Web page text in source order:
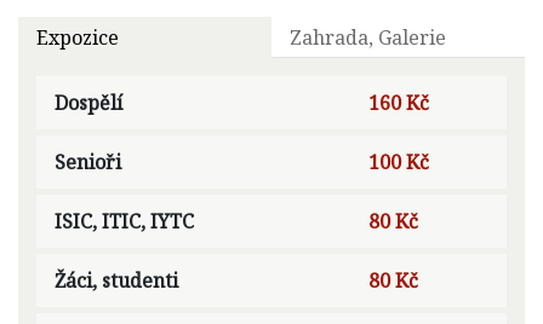
Expozice Zahrada, Galerie
Dospělí 160 Kč
Senioři 100 Kč
ISIC, ITIC, IYTC 80 Kč
Žáci, studenti 80 Kč